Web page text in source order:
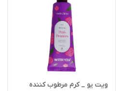
ویت یو _ کرم مرطوب کننده